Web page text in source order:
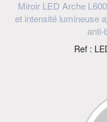
Miroir LED Arche
et intensité lumineuse
Ref :